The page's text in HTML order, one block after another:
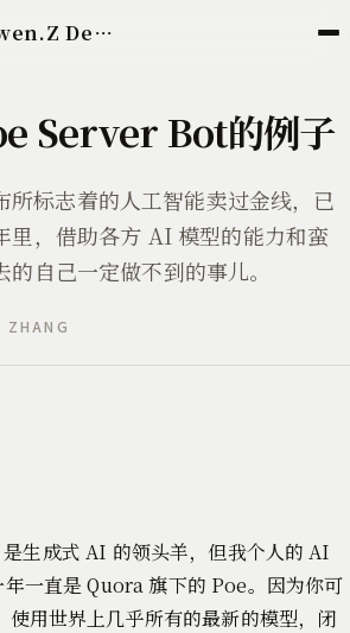
三杯过后 | Xiaowen.Z Deployed
Server Bot的例子
标志着的人工智能卖过金线，已
里，借助各方 AI 模型的能力和蛮
自己一定做不到的事儿。
ZHANG
生成式 AI 的领头羊，但我个人的 AI
年一直是 Quora 旗下的 Poe。因为你可
使用世界上几乎所有的最新的模型，闭